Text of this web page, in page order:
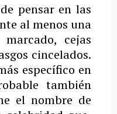
pensar en las
al menos una
cejas
cincelados.
específico en
también
el nombre de